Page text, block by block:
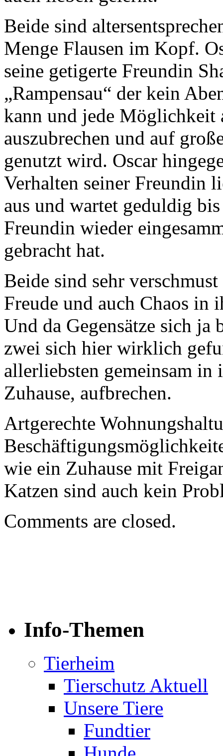
Beide sind
Menge Flausen im Kopf.
seine getigerte Freundin
„Rampensau“ der kein
kann und jede Möglichkeit
auszubrechen und auf
genutzt wird. Oscar
Verhalten seiner Freundin
aus und wartet geduldig
Freundin wieder
gebracht hat.
Beide sind sehr
Freude und auch Chaos in
Und da Gegensätze sich ja
zwei sich hier wirklich
allerliebsten gemeinsam in
Zuhause, aufbrechen.
Artgerechte
wie ein Zuhause mit
Katzen sind auch kein
Comments are closed.
Info-Themen
Tierheim
Tierschutz Aktuell
Unsere Tiere
Fundtier